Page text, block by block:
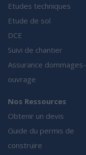
Etudes techniques
Etude de sol
DCE
Suivi de chantier
Assurance dommages-
ouvrage
Nos Ressources
Obtenir un devis
Guide du permis de
construire